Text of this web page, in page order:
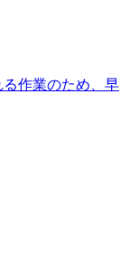
作業のため、早